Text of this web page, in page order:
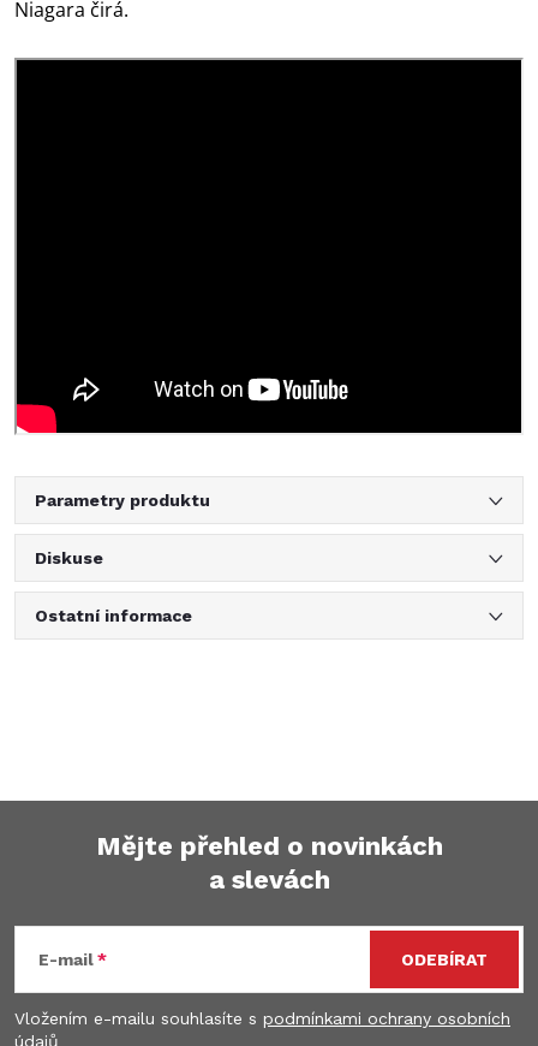
Niagara čirá.
Parametry produktu
Diskuse
Ostatní informace
p
Mějte přehled o novinkách
a slevách
E-mail
Vložením e-mailu souhlasíte s podmínkami ochrany osobních
údajů
ODEBÍRAT